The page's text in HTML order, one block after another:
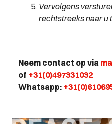
Vervolgens
rechtstreeks naar u
Neem contact op via
of +31(0)497331032
Whatsapp: